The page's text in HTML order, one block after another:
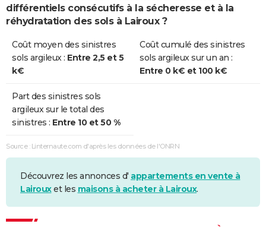
différentiels consécutifs à la sécheresse et à la
réhydratation des sols à Lairoux ?
Coût moyen des sinistres
sols argileux : Entre 2,5 et 5
k€
Coût cumulé des sinistres
sols argileux sur un an :
Entre 0 k€ et 100 k€
Part des sinistres sols
argileux sur le total des
sinistres : Entre 10 et 50 %
Source : Linternaute.com d'après les données de l'ONRN
Découvrez les annonces d' appartements en vente à
Lairouxet les maisons à acheter à Lairoux.